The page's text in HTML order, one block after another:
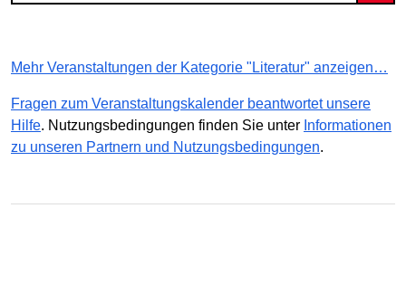
Mehr Veranstaltungen der Kategorie "Literatur" anzeigen…
Fragen zum Veranstaltungskalender beantwortet unsere
Hilfe. Nutzungsbedingungen finden Sie unter Informationen
zu unseren Partnern und Nutzungsbedingungen.